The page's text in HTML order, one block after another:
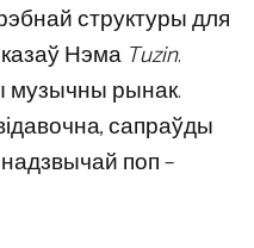
структуры для
Нэма Tuzin.
музычны рынак.
сапраўды
поп –